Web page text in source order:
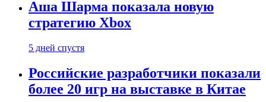
Аша Шарма показала новую
стратегию Xbox
5 дней спустя
Российские разработчики показали
более 20 игр на выставке в Китае